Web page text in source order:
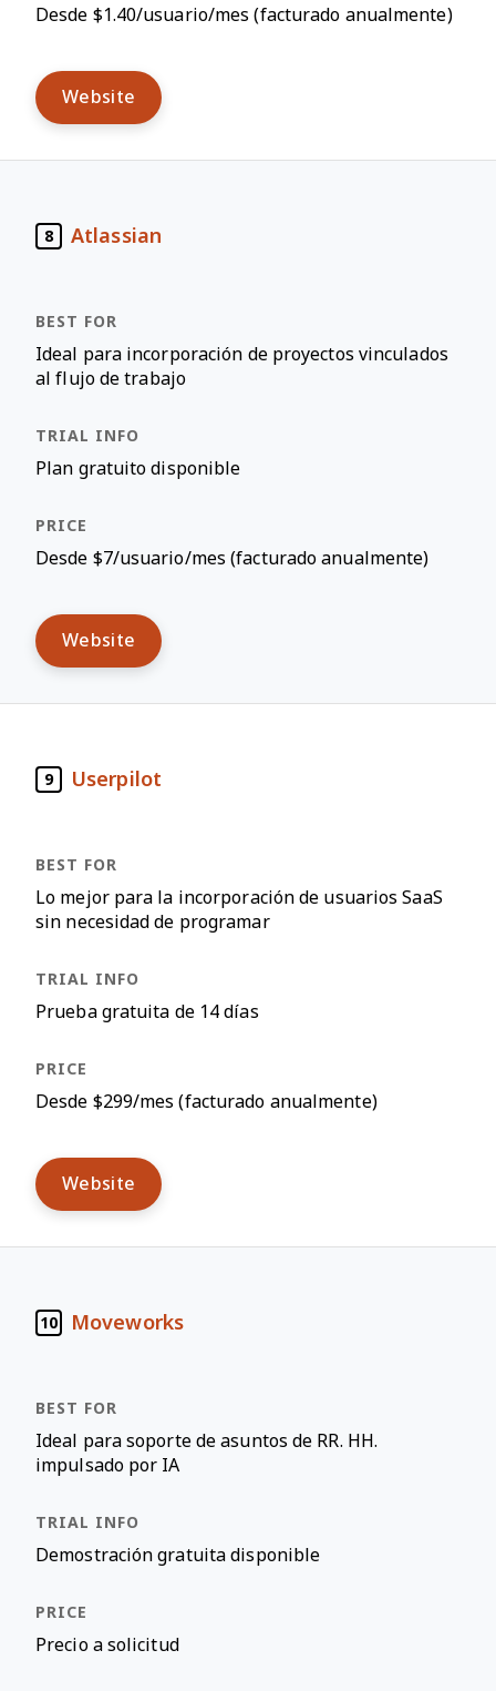
Desde $1.40/usuario/mes (facturado anualmente)
Website
8 Atlassian
Ideal para incorporación de proyectos vinculados
al flujo de trabajo
Plan gratuito disponible
Desde $7/usuario/mes (facturado anualmente)
Website
9 Userpilot
Lo mejor para la incorporación de usuarios SaaS
sin necesidad de programar
Prueba gratuita de 14 días
Desde $299/mes (facturado anualmente)
Website
10 Moveworks
Ideal para soporte de asuntos de RR. HH.
impulsado por IA
Demostración gratuita disponible
Precio a solicitud